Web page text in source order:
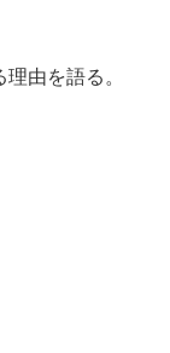
由を語る。